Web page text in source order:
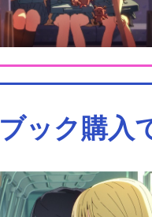
ブック購入